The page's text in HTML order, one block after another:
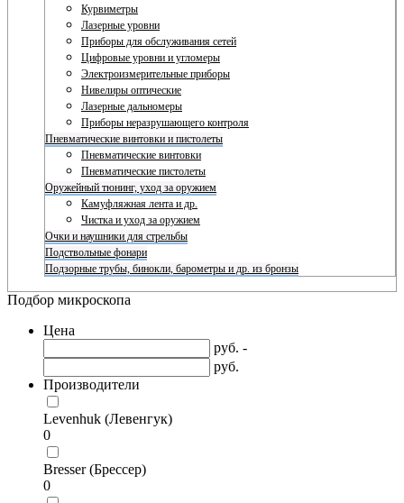
Курвиметры
Лазерные уровни
Приборы для обслуживания сетей
Цифровые уровни и угломеры
Электроизмерительные приборы
Нивелиры оптические
Лазерные дальномеры
Приборы неразрушающего контроля
Пневматические винтовки и пистолеты
Пневматические винтовки
Пневматические пистолеты
Оружейный тюнинг, уход за оружием
Камуфляжная лента и др.
Чистка и уход за оружием
Очки и наушники для стрельбы
Подствольные фонари
Подзорные трубы, бинокли, барометры и др. из бронзы
Подбор микроскопа
Цена
руб. -
руб.
Производители
Levenhuk (Левенгук)
0
Bresser (Брессер)
0